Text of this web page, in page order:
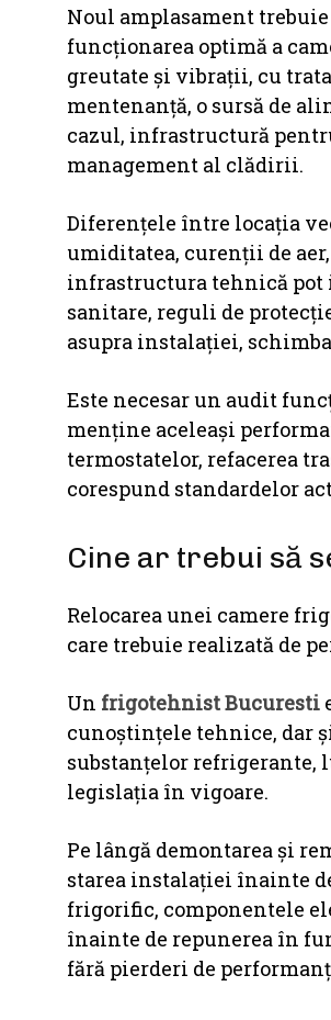
Noul amplasament
funcționarea optimă a
greutate și vibrații, cu
mentenanță, o sursă de
cazul, infrastructură
management al clădirii.
Diferențele între locația
umiditatea, curenții de
infrastructura tehnică pot
sanitare, reguli de
asupra instalației,
Este necesar un audit
menține aceleași
termostatelor, refacerea
corespund standardelor
Cine ar trebui să
Relocarea unei camere
care trebuie realizată de
Un frigotehnist Bucuresti
cunoștințele tehnice, dar
substanțelor
legislația în vigoare.
Pe lângă demontarea și
starea instalației înainte
frigorific, componentele
înainte de repunerea în
fără pierderi de